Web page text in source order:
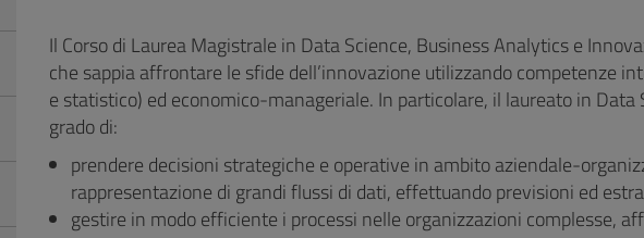
Il Corso di Laurea Magistrale in Data Science, Business Analytics e
che sappia affrontare le sfide dell’innovazione utilizzando competenze
e statistico) ed economico-manageriale. In particolare, il laureato in
grado di:
prendere decisioni strategiche e operative in ambito aziendale-
rappresentazione di grandi flussi di dati, effettuando previsioni ed
gestire in modo efficiente i processi nelle organizzazioni complesse,